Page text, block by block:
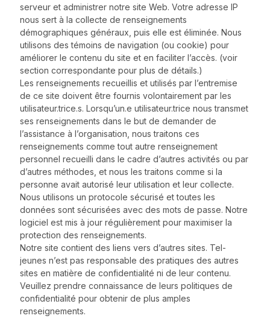
serveur et administrer notre site Web. Votre adresse IP
nous sert à la collecte de renseignements
démographiques généraux, puis elle est éliminée. Nous
utilisons des témoins de navigation (ou cookie) pour
améliorer le contenu du site et en faciliter l’accès. (voir
section correspondante pour plus de détails.)
Les renseignements recueillis et utilisés par l’entremise
de ce site doivent être fournis volontairement par les
utilisateur.trice.s. Lorsqu’un.e utilisateur.trice nous transmet
ses renseignements dans le but de demander de
l’assistance à l’organisation, nous traitons ces
renseignements comme tout autre renseignement
personnel recueilli dans le cadre d’autres activités ou par
d’autres méthodes, et nous les traitons comme si la
personne avait autorisé leur utilisation et leur collecte.
Nous utilisons un protocole sécurisé et toutes les
données sont sécurisées avec des mots de passe. Notre
logiciel est mis à jour régulièrement pour maximiser la
protection des renseignements.
Notre site contient des liens vers d’autres sites. Tel-
jeunes n’est pas responsable des pratiques des autres
sites en matière de confidentialité ni de leur contenu.
Veuillez prendre connaissance de leurs politiques de
confidentialité pour obtenir de plus amples
renseignements.